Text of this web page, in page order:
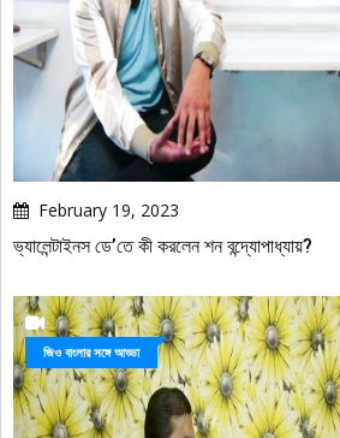
February 19, 2023
ভ্যালেন্টাইনস ডে’তে কী করলেন শন বন্দ্যোপাধ্যায়?
জিও বাংলার সঙ্গে আড্ডা